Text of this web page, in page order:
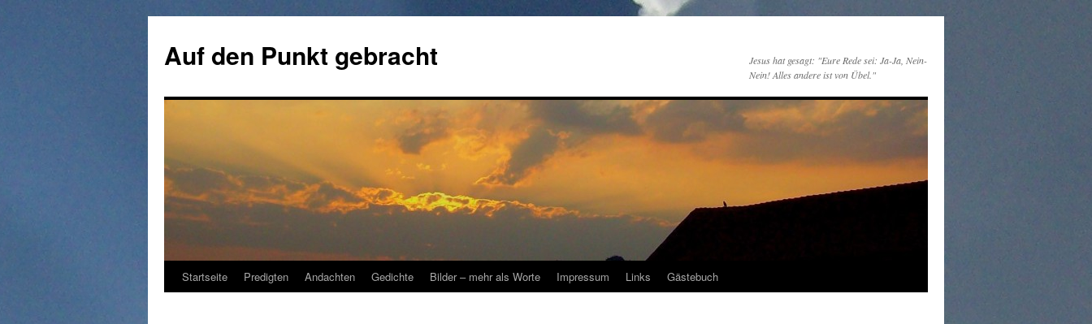
springen
Auf den Punkt gebracht
Jesus hat gesagt: "Eure Rede sei: Ja-Ja, Nein-
Nein! Alles andere ist von Übel."
Startseite Predigten Andachten Gedichte Bilder – mehr als Worte Impressum Links Gästebuch